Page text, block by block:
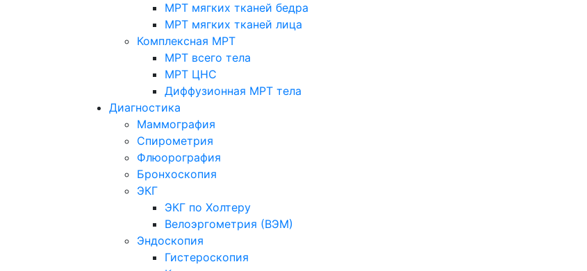
МРТ мягких тканей бедра
МРТ мягких тканей лица
Комплексная МРТ
МРТ всего тела
МРТ ЦНС
Диффузионная МРТ тела
Диагностика
Маммография
Спирометрия
Флюорография
Бронхоскопия
ЭКГ
ЭКГ по Холтеру
Велоэргометрия (ВЭМ)
Эндоскопия
Гистероскопия